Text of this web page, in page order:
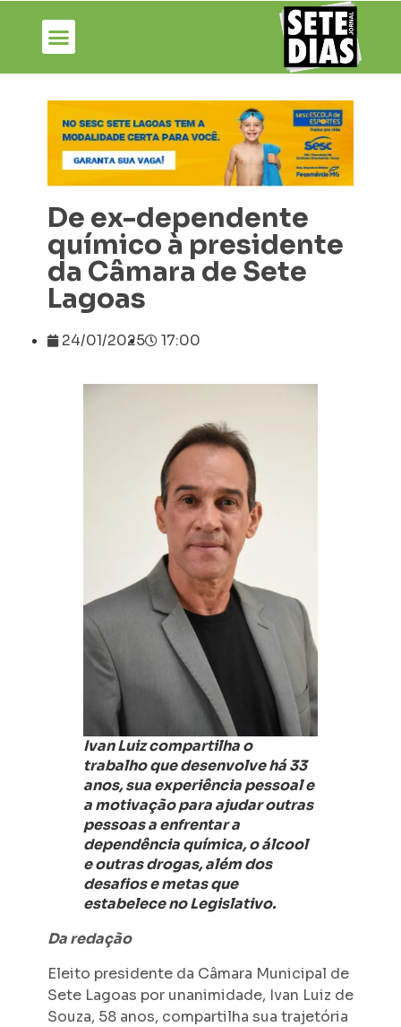
De ex-dependente
químico à presidente
da Câmara de Sete
Lagoas
24/01/2025 17:00
Ivan Luiz compartilha o
trabalho que desenvolve há 33
anos, sua experiência pessoal e
a motivação para ajudar outras
pessoas a enfrentar a
dependência química, o álcool
e outras drogas, além dos
desafios e metas que
estabelece no Legislativo.
Da redação
Eleito presidente da Câmara Municipal de
Sete Lagoas por unanimidade, Ivan Luiz de
Souza, 58 anos, compartilha sua trajetória